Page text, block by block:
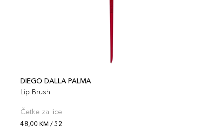
DIEGO DALLA PALMA
Lip Brush
Četke za lice
48,00 KM / 52